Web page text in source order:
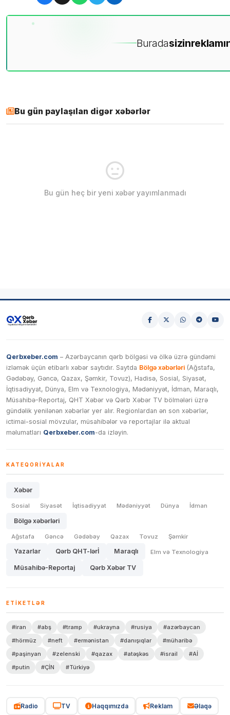
Buradasizin
Bu gün paylaşılan digər xəbərlər
Bu gün heç bir yeni xəbər yayımlanmadı
Qerbxeber.com – Azərbaycanın qərb bölgəsi və ölkə üzrə gündəmi
izləmək üçün etibarlı xəbər saytıdır. Saytda Bölgə xəbərləri (Ağstafa,
Gədəbəy, Gəncə, Qazax, Şəmkir, Tovuz), Hadisə, Sosial, Siyasət,
İqtisadiyyat, Dünya, Elm və Texnologiya, Mədəniyyət, İdman, Maraqlı,
Müsahibə-Reportaj, QHT Xəbər və Qərb Xəbər TV bölmələri üzrə
gündəlik yenilənən xəbərlər yer alır. Regionlardan ən son xəbərlər,
ictimai-sosial mövzular, müsahibələr və reportajlar ilə aktual
məlumatları Qerbxeber.com-da izləyin.
KATEQORIYALAR
Xəbər
Sosial Siyasət İqtisadiyyat Mədəniyyət Dünya İdman
Bölgə xəbərləri
Ağstafa Gəncə Gədəbəy Qazax Tovuz Şəmkir
Yazarlar Qərb QHT-lərİ Maraqlı Elm və Texnologiya
Müsahibə-Reportaj Qərb Xəbər TV
ETIKETLƏR
#iran #abş #tramp #ukrayna #rusiya
#azərbaycan
#hörmüz
#neft #ermənistan #danışıqlar
#müharibə
#paşinyan
#zelenski #qazax #atəşkəs #israil
#Aİ
#putin
#ÇİN #Türkiyə
Radio TV Haqqımızda Reklam Əlaqə